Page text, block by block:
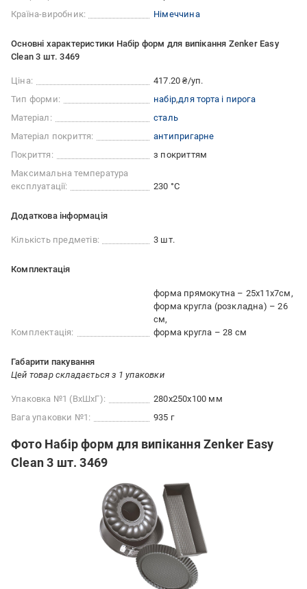
Країна-виробник:
Німеччина
Основні характеристики Набір форм для випікання Zenker Easy
Clean 3 шт. 3469
Ціна:
417.20 ₴/уп.
Тип форми:
набір для торта і пирога
Матеріал:
сталь
Матеріал покриття:
антипригарне
Покриття:
з покриттям
Максимальна температура
експлуатації:
230 °С
Додаткова інформація
Кількість предметів: 3 шт.
Комплектація
Комплектація:
форма прямокутна – 25х11х7см
форма кругла (розкладна) – 26
см
форма кругла – 28 см
Габарити пакування
Цей товар складається з 1 упаковки
Упаковка №1 (ВхШхГ):
280x250x100 мм
Вага упаковки №1:
935 г
Фото Набір форм для випікання Zenker Easy
Clean 3 шт. 3469